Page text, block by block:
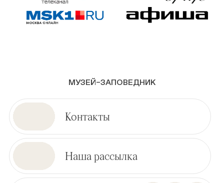
МУЗЕЙ–ЗАПОВЕДНИК
Контакты
Наша рассылка